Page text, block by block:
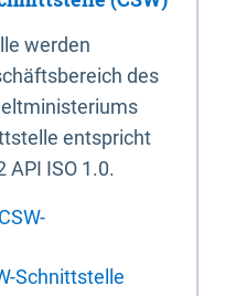
werden
des
entspricht
API ISO 1.0.
Schnittstelle